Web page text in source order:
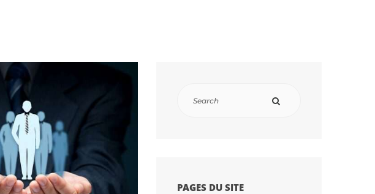
PAGES DU SITE